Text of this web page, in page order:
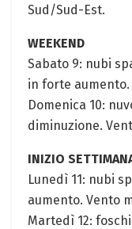
Sud/Sud-Est.
WEEKEND
Sabato 9: nubi
in forte
Domenica 10:
diminuzione.
INIZIO
Lunedì 11: nubi⁤
aumento. Vento
Martedì 12: